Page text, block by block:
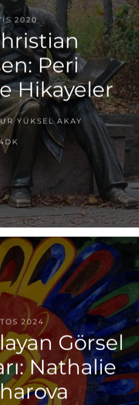
2020
Peri
Hikayeler
YÜKSEL AKAY
2024
Görsel
Nathalie